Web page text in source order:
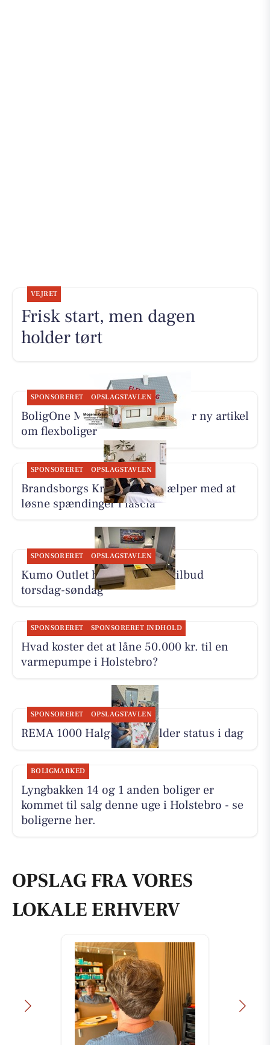
VEJRET
Frisk start, men dagen
holder tørt
SPONSORERET OPSLAGSTAVLEN
BoligOne Mogens Kragh I/S deler ny artikel
om flexboliger
SPONSORERET OPSLAGSTAVLEN
Brandsborgs Kropsterapi hjælper med at
løsne spændinger i fascia
SPONSORERET OPSLAGSTAVLEN
Kumo Outlet har nye skarpe tilbud
torsdag-søndag
SPONSORERET SPONSORERET INDHOLD
Hvad koster det at låne 50.000 kr. til en
varmepumpe i Holstebro?
SPONSORERET OPSLAGSTAVLEN
REMA 1000 Halgårdvej holder status i dag
BOLIGMARKED
Lyngbakken 14 og 1 anden boliger er
kommet til salg denne uge i Holstebro - se
boligerne her.
OPSLAG FRA VORES
LOKALE ERHVERV